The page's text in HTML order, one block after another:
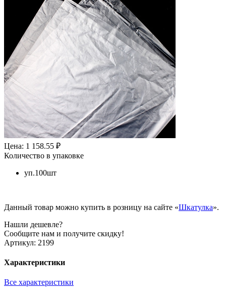
Цена: 1 158.55 ₽
Количество в упаковке
уп.100шт
Данный товар можно купить в розницу на сайте «Шкатулка».
Нашли дешевле?
Сообщите нам и получите скидку!
Артикул: 2199
Характеристики
Все характеристики